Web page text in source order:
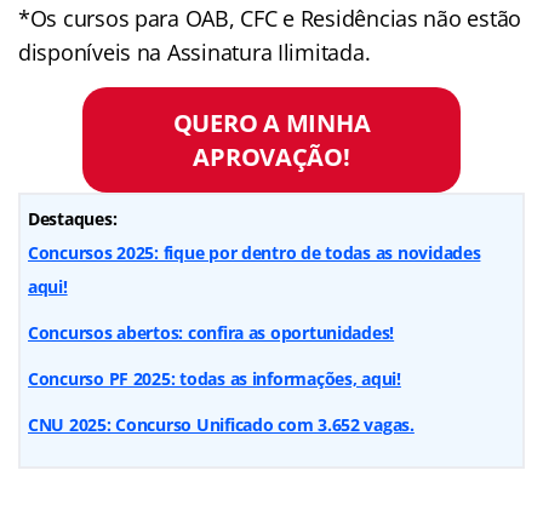
*Os cursos para OAB, CFC e Residências não estão
disponíveis na Assinatura Ilimitada.
QUERO A MINHA
APROVAÇÃO!
Destaques:
Concursos 2025: fique por dentro de todas as novidades
aqui!
Concursos abertos: confira as oportunidades!
Concurso PF 2025: todas as informações, aqui!
CNU 2025: Concurso Unificado com 3.652 vagas.